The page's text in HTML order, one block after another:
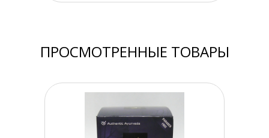
ПРОСМОТРЕННЫЕ ТОВАРЫ